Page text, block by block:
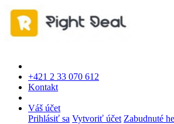
+421 2 33 070 612
Kontakt
Váš účet
Prihlásiť sa Vytvoriť účet Zabudnuté